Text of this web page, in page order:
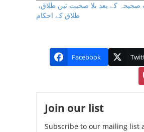
طلاق کے احکام
Facebook
Join our list
Subscribe to our mailing list